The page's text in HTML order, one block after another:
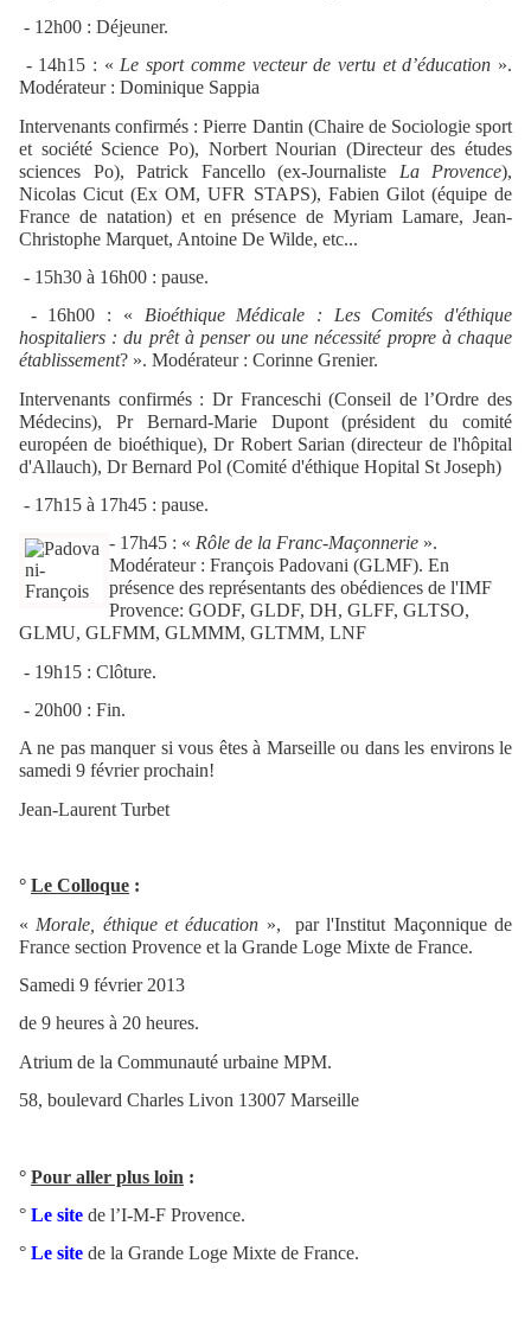
- 12h00 : Déjeuner.
- 14h15 : «Le sport comme vecteur de vertu et d’éducation ».
Modérateur : Dominique Sappia
Intervenants confirmés : Pierre Dantin (Chaire de Sociologie sport
et société Science Po), Norbert Nourian (Directeur des études
sciences Po), Patrick Fancello (ex-Journaliste La Provence),
Nicolas Cicut (Ex OM, UFR STAPS), Fabien Gilot (équipe de
France de natation) et en présence de Myriam Lamare, Jean-
Christophe Marquet, Antoine De Wilde, etc...
- 15h30 à 16h00 : pause.
- 16h00 : « Bioéthique Médicale : Les Comités d'éthique
hospitaliers : du prêt à penser ou une nécessité propre à chaque
établissement? ». Modérateur : Corinne Grenier.
Intervenants confirmés : Dr Franceschi (Conseil de l’Ordre des
Médecins), Pr Bernard-Marie Dupont (président du comité
européen de bioéthique), Dr Robert Sarian (directeur de l'hôpital
d'Allauch), Dr Bernard Pol (Comité d'éthique Hopital St Joseph)
- 17h15 à 17h45 : pause.
- 17h45 : « Rôle de la Franc-Maçonnerie ».
Modérateur : François Padovani (GLMF). En
présence des représentants des obédiences de l'IMF
Provence: GODF, GLDF, DH, GLFF, GLTSO,
GLMU, GLFMM, GLMMM, GLTMM, LNF
- 19h15 : Clôture.
- 20h00 : Fin.
A ne pas manquer si vous êtes à Marseille ou dans les environs le
samedi 9 février prochain!
Jean-Laurent Turbet
° Le Colloque :
« Morale, éthique et éducation »,
par l'Institut Maçonnique de
France section Provence et la Grande Loge Mixte de France.
Samedi 9 février 2013
de 9 heures à 20 heures.
Atrium de la Communauté urbaine MPM.
58, boulevard Charles Livon 13007 Marseille
° Pour aller plus loin :
° Le site de l’I-M-F Provence.
° Le site de la Grande Loge Mixte de France.